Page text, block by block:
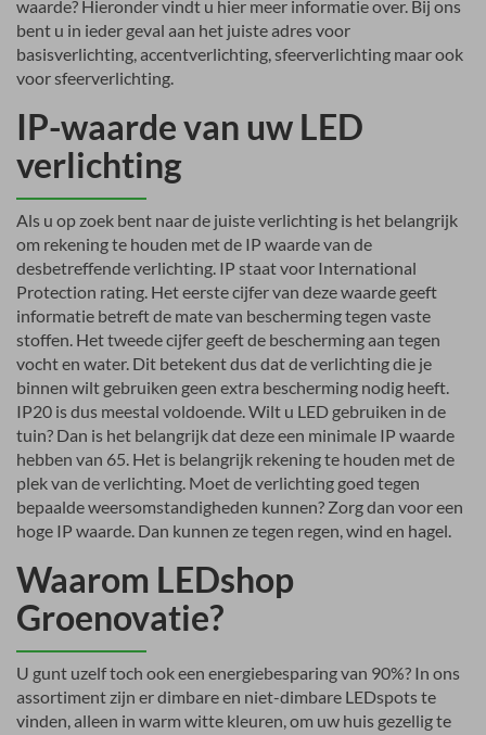
waarde? Hieronder vindt u hier meer informatie over. Bij ons
bent u in ieder geval aan het juiste adres voor
basisverlichting, accentverlichting, sfeerverlichting maar ook
voor sfeerverlichting.
IP-waarde van uw LED
verlichting
Als u op zoek bent naar de juiste verlichting is het belangrijk
om rekening te houden met de IP waarde van de
desbetreffende verlichting. IP staat voor International
Protection rating. Het eerste cijfer van deze waarde geeft
informatie betreft de mate van bescherming tegen vaste
stoffen. Het tweede cijfer geeft de bescherming aan tegen
vocht en water. Dit betekent dus dat de verlichting die je
binnen wilt gebruiken geen extra bescherming nodig heeft.
IP20 is dus meestal voldoende. Wilt u LED gebruiken in de
tuin? Dan is het belangrijk dat deze een minimale IP waarde
hebben van 65. Het is belangrijk rekening te houden met de
plek van de verlichting. Moet de verlichting goed tegen
bepaalde weersomstandigheden kunnen? Zorg dan voor een
hoge IP waarde. Dan kunnen ze tegen regen, wind en hagel.
Waarom LEDshop
Groenovatie?
U gunt uzelf toch ook een energiebesparing van 90%? In ons
assortiment zijn er dimbare en niet-dimbare LEDspots te
vinden, alleen in warm witte kleuren, om uw huis gezellig te